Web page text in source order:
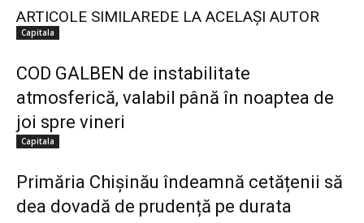
ARTICOLE SIMILAREDE LA ACELAȘI AUTOR
Capitala
COD GALBEN de instabilitate
atmosferică, valabil până în noaptea de
joi spre vineri
Capitala
Primăria Chișinău îndeamnă cetățenii să
dea dovadă de prudență pe durata